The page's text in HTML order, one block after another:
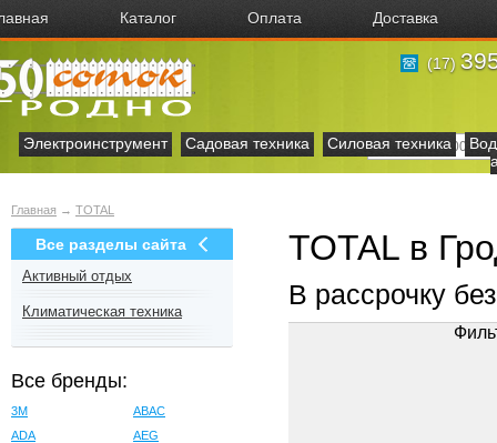
Каталог Оплата Доставка
(17)
Электроинструмент Садовая техника Силовая техника
Главная → TOTAL
Все разделы сайта
Активный отдых
Климатическая техника
Все бренды:
3M
ABAC
ADA
AEG
TOTAL в
В рассрочку